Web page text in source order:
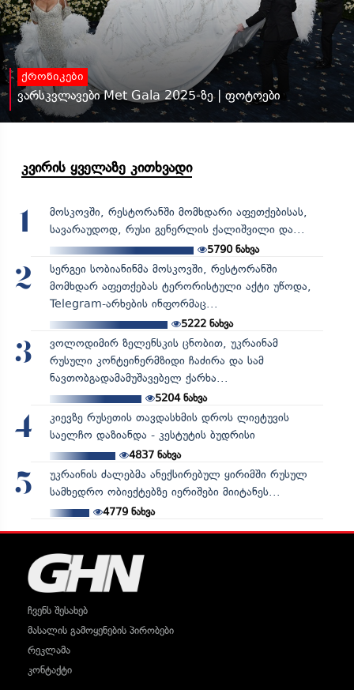
ქრონიკები
ვარსკვლავები Met Gala 2025-ზე | ფოტოები
კვირის ყველაზე კითხვადი
1
მოსკოვში, რესტორანში მომხდარი აფეთქებისას,
სავარაუდოდ, რუსი გენერლის ქალიშვილი და...
5790ნახვა
2
სერგეი სობიანინმა მოსკოვში, რესტორანში
მომხდარ აფეთქებას ტერორისტული აქტი უწოდა,
Telegram-არხების ინფორმაც...
5222ნახვა
3
ვოლოდიმირ ზელენსკის ცნობით, უკრაინამ
რუსული კონტეინერმზიდი ჩაძირა და სამ
ნავთობგადამამუშავებელ ქარხა...
5204ნახვა
4
კიევზე რუსეთის თავდასხმის დროს ლიეტუვის
საელჩო დაზიანდა - კესტუტის ბუდრისი
4837ნახვა
5
უკრაინის ძალებმა ანექსირებულ ყირიმში რუსულ
სამხედრო ობიექტებზე იერიშები მიიტანეს...
4779ნახვა
ჩვენს შესახებ
მასალის გამოყენების პირობები
რეკლამა
კონტაქტი